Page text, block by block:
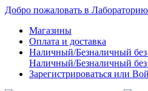
Добро пожаловать в
Магазины
Оплата и доставка
Наличный/Безналичный
Наличный/Безналичный
Зарегистрироваться или